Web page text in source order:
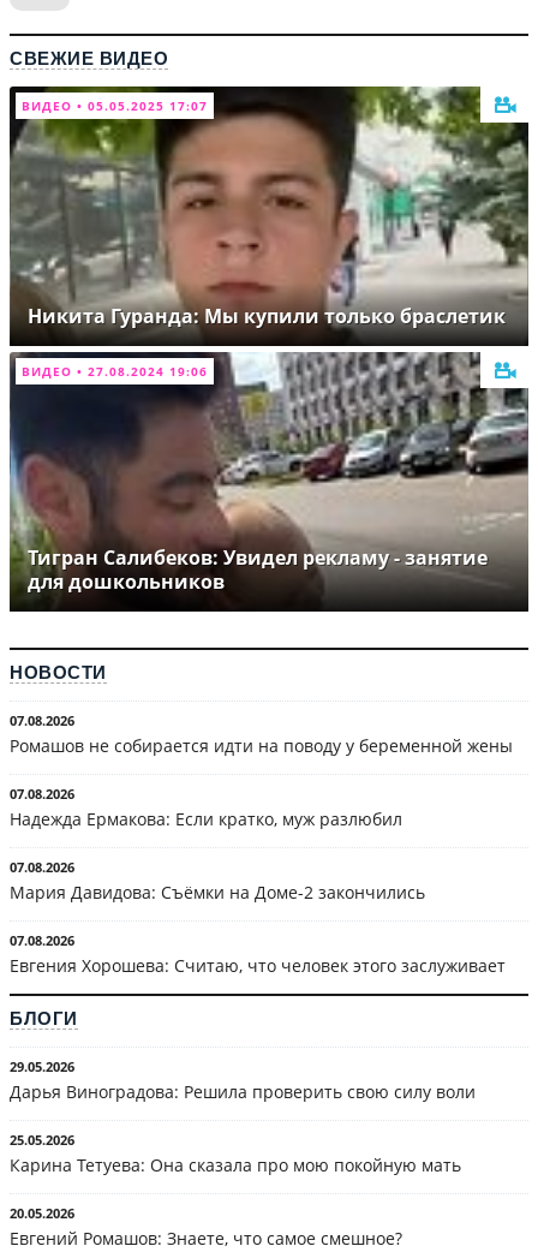
СВЕЖИЕ ВИДЕО
ВИДЕО • 05.05.2025 17:07
Никита Гуранда: Мы купили только браслетик
ВИДЕО • 27.08.2024 19:06
Тигран Салибеков: Увидел рекламу - занятие
для дошкольников
НОВОСТИ
07.08.2026
Ромашов не собирается идти на поводу у беременной жены
07.08.2026
Надежда Ермакова: Если кратко, муж разлюбил
07.08.2026
Мария Давидова: Съёмки на Доме-2 закончились
07.08.2026
Евгения Хорошева: Считаю, что человек этого заслуживает
БЛОГИ
29.05.2026
Дарья Виноградова: Решила проверить свою силу воли
25.05.2026
Карина Тетуева: Она сказала про мою покойную мать
20.05.2026
Евгений Ромашов: Знаете, что самое смешное?